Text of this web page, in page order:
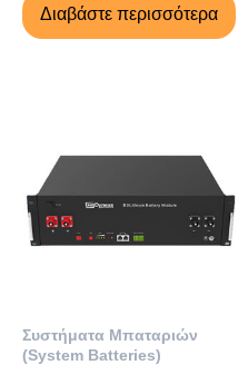
Διαβάστε περισσότερα
Συστήματα Μπαταριών
(System Batteries)